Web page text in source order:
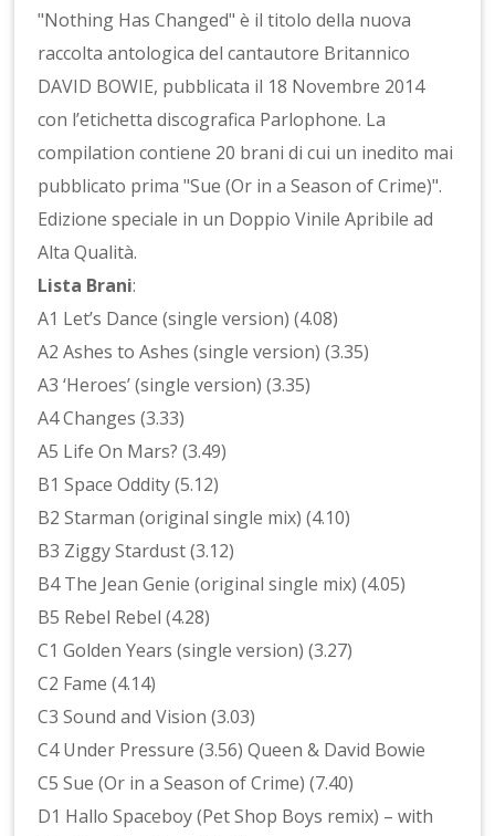
"Nothing Has Changed" è il titolo della nuova
raccolta antologica del cantautore Britannico
DAVID BOWIE, pubblicata il 18 Novembre 2014
con l’etichetta discografica Parlophone. La
compilation contiene 20 brani di cui un inedito mai
pubblicato prima "Sue (Or in a Season of Crime)".
Edizione speciale in un Doppio Vinile Apribile ad
Alta Qualità.
Lista Brani:
A1 Let’s Dance (single version) (4.08)
A2 Ashes to Ashes (single version) (3.35)
A3 ‘Heroes’ (single version) (3.35)
A4 Changes (3.33)
A5 Life On Mars? (3.49)
B1 Space Oddity (5.12)
B2 Starman (original single mix) (4.10)
B3 Ziggy Stardust (3.12)
B4 The Jean Genie (original single mix) (4.05)
B5 Rebel Rebel (4.28)
C1 Golden Years (single version) (3.27)
C2 Fame (4.14)
C3 Sound and Vision (3.03)
C4 Under Pressure (3.56) Queen & David Bowie
C5 Sue (Or in a Season of Crime) (7.40)
D1 Hallo Spaceboy (Pet Shop Boys remix) – with